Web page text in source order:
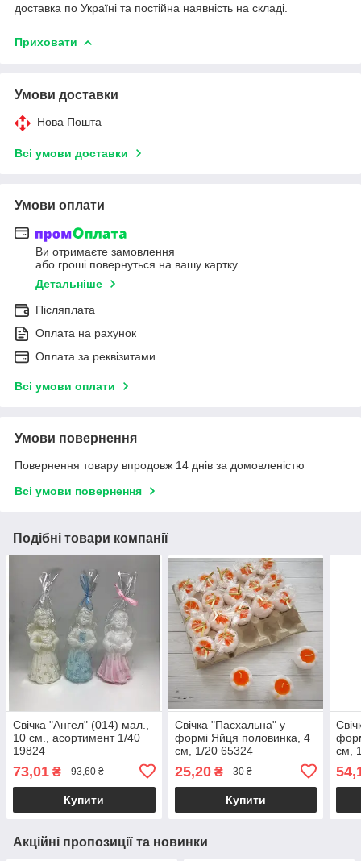
доставка по Україні та постійна наявність на складі.
Приховати
Умови доставки
Нова Пошта
Всі умови доставки
Умови оплати
Ви отримаєте замовлення
або гроші повернуться на вашу картку
Детальніше
Післяплата
Оплата на рахунок
Оплата за реквізитами
Всі умови оплати
Умови повернення
Повернення товару впродовж 14 днів за домовленістю
Всі умови повернення
Подібні товари компанії
Свічка "Ангел" (014) мал.,
10 см., асортимент 1/40
19824
73,01 ₴ 93,60 ₴
Купити
Свічка "Пасхальна" у
формі Яйця половинка, 4
см, 1/20 65324
25,20₴ 30 ₴
Купити
см,
Акційні пропозиції та новинки